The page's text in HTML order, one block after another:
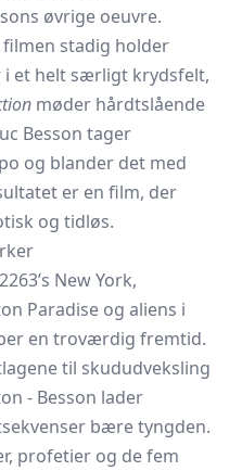
øvrige oeuvre.
stadig holder
i et helt særligt krydsfelt,
møder hårdtslående
Besson tager
og blander det med
er en film, der
og tidløs.
New York,
Paradise og aliens i
en troværdig fremtid.
til skududveksling
- Besson lader
bære tyngden.
profetier og de fem